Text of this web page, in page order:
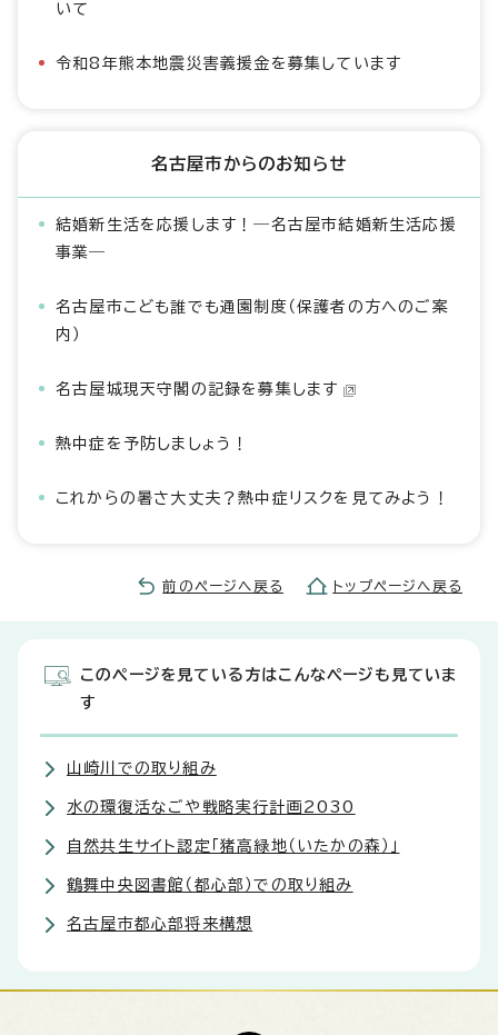
いて
令和8年熊本地震災害義援金を募集しています
名古屋市からのお知らせ
結婚新生活を応援します！―名古屋市結婚新生活応援
事業―
名古屋市こども誰でも通園制度（保護者の方へのご案
内）
名古屋城現天守閣の記録を募集します
熱中症を予防しましょう！
これからの暑さ大丈夫？熱中症リスクを見てみよう！
前のページへ戻る トップページへ戻る
このページを見ている方はこんなページも見ていま
す
山崎川での取り組み
水の環復活なごや戦略実行計画2030
自然共生サイト認定「猪高緑地（いたかの森）」
鶴舞中央図書館（都心部）での取り組み
名古屋市都心部将来構想